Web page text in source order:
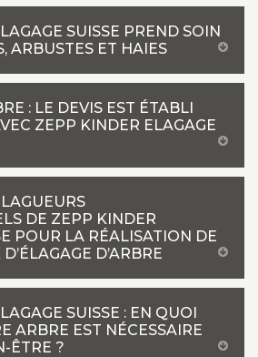
SUISSE PREND SOIN
ARBUSTES ET HAIES
: LE DEVIS EST ÉTABLI
ZEPP KINDER ELAGAGE
DE ZEPP KINDER
POUR LA RÉALISATION DE
D’ARBRE
SUISSE : EN QUOI
ARBRE EST NÉCESSAIRE
ÊTRE ?